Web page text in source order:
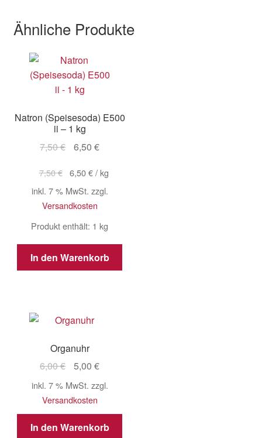
Ähnliche Produkte
Natron (Speisesoda) E500
ii – 1 kg
7,50€ Ursprünglicher
war:
7,50 €
6,50€Aktueller
ist:
6,50 €.
7,50€ 6,50€/kg
inkl. 7 % MwSt. zzgl.
Versandkosten
Produkt enthält: 1kg
In den Warenkorb
Organuhr
6,00€ Ursprünglicher
Preis
war:
5,00€Aktueller
Preis
ist:
inkl. 7 % MwSt. zzgl.
Versandkosten
In den Warenkorb